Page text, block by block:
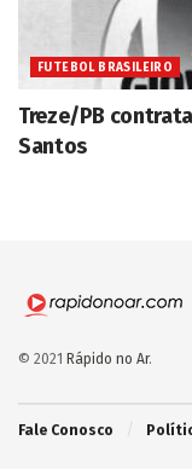
FUTEBOL BRASILEIRO
Treze/PB
Santos
© 2021 Rápido no Ar.
Fale Conosco